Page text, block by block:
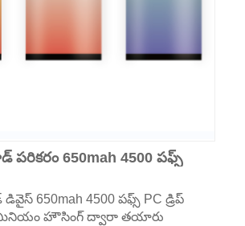
650mah 4500 పఫ్స్
650mah 4500 పఫ్స్ PC డ్రిప్
హౌసింగ్ ద్వారా తయారు